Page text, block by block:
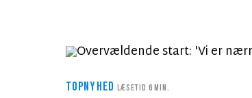
TOPNYHEDLÆSETID 6 MIN.